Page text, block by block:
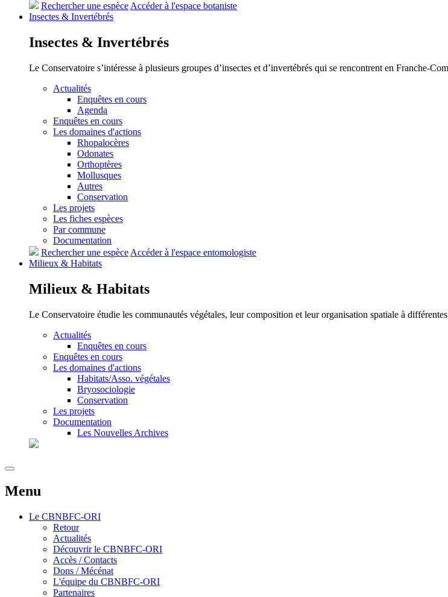
Rechercher une espèceAccéder à l'espace botaniste
Insectes & Invertébrés
Insectes & Invertébrés
Le Conservatoire s’intéresse à plusieurs groupes d’insectes et d’invertébrés qui se rencontrent en Franche-
Actualités
Enquêtes en cours
Agenda
Enquêtes en cours
Les domaines d'actions
Rhopalocères
Odonates
Orthoptères
Mollusques
Autres
Conservation
Les projets
Les fiches espèces
Par commune
Documentation
Rechercher une espèce Accéder à l'espace entomologiste
Milieux & Habitats
Milieux & Habitats
Le Conservatoire étudie les communautés végétales, leur composition et leur organisation spatiale à
Actualités
Enquêtes en cours
Enquêtes en cours
Les domaines d'actions
Habitats/Asso. végétales
Bryosociologie
Conservation
Les projets
Documentation
Les Nouvelles Archives
Menu
Le CBNBFC-ORI
Retour
Actualités
Découvrir le CBNBFC-ORI
Accès / Contacts
Dons / Mécénat
L'équipe du CBNBFC-ORI
Partenaires